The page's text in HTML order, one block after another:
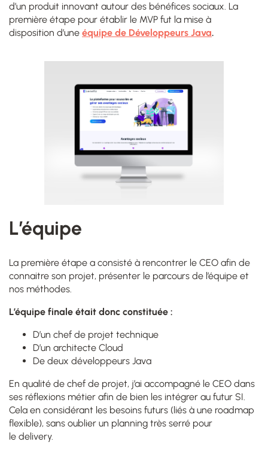
d’un produit innovant autour des bénéfices sociaux. La
première étape pour établir le MVP fut la mise à
disposition d’une équipe de Développeurs Java.
L’équipe
La première étape a consisté à rencontrer le CEO afin de
connaitre son projet, présenter le parcours de l’équipe et
nos méthodes.
L’équipe finale était donc constituée :
D’un chef de projet technique
D’un architecte Cloud
De deux développeurs Java
En qualité de chef de projet, j’ai accompagné le CEO dans
ses réflexions métier afin de bien les intégrer au futur SI.
Cela en considérant les besoins futurs (liés à une roadmap
flexible), sans oublier un planning très serré pour
le delivery.